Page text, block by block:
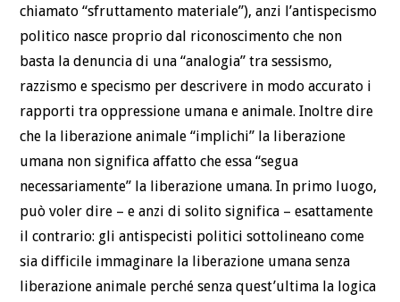
chiamato “sfruttamento materiale”), anzi l’antispecismo
politico nasce proprio dal riconoscimento che non
basta la denuncia di una “analogia” tra sessismo,
razzismo e specismo per descrivere in modo accurato i
rapporti tra oppressione umana e animale. Inoltre dire
che la liberazione animale “implichi” la liberazione
umana non significa affatto che essa “segua
necessariamente” la liberazione umana. In primo luogo,
può voler dire – e anzi di solito significa – esattamente
il contrario: gli antispecisti politici sottolineano come
sia difficile immaginare la liberazione umana senza
liberazione animale perché senza quest’ultima la logica